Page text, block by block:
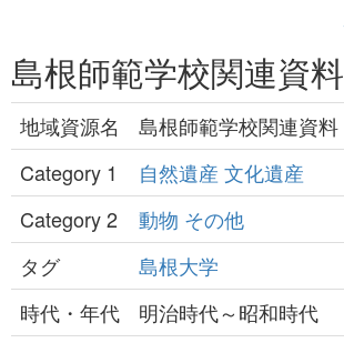
島根師範学校関連資料
地域資源名
島根師範学校関連資料
Category 1
自然遺産 文化遺産
Category 2
動物 その他
タグ
島根大学
時代・年代
明治時代～昭和時代